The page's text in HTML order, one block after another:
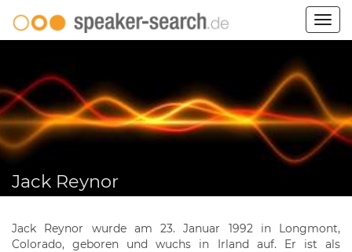
Jack Reynor
Jack Reynor wurde am 23. Januar 1992 in Longmont,
Colorado, geboren und wuchs in Irland auf. Er ist als